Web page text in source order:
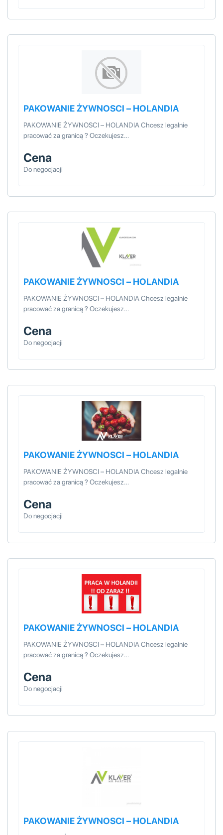
PAKOWANIE ŻYWNOSCI – HOLANDIA
PAKOWANIE ŻYWNOSCI – HOLANDIA Chcesz legalnie
pracować za granicą ? Oczekujesz…
Cena
Do negocjacji
PAKOWANIE ŻYWNOSCI – HOLANDIA
PAKOWANIE ŻYWNOSCI – HOLANDIA Chcesz legalnie
pracować za granicą ? Oczekujesz…
Cena
Do negocjacji
PAKOWANIE ŻYWNOSCI – HOLANDIA
PAKOWANIE ŻYWNOSCI – HOLANDIA Chcesz legalnie
pracować za granicą ? Oczekujesz…
Cena
Do negocjacji
PAKOWANIE ŻYWNOSCI – HOLANDIA
PAKOWANIE ŻYWNOSCI – HOLANDIA Chcesz legalnie
pracować za granicą ? Oczekujesz…
Cena
Do negocjacji
PAKOWANIE ŻYWNOSCI – HOLANDIA